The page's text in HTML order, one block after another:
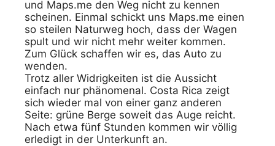
und Maps.me den Weg nicht zu kennen
scheinen. Einmal schickt uns Maps.me einen
so steilen Naturweg hoch, dass der Wagen
spult und wir nicht mehr weiter kommen.
Zum Glück schaffen wir es, das Auto zu
wenden.
Trotz aller Widrigkeiten ist die Aussicht
einfach nur phänomenal. Costa Rica zeigt
sich wieder mal von einer ganz anderen
Seite: grüne Berge soweit das Auge reicht.
Nach etwa fünf Stunden kommen wir völlig
erledigt in der Unterkunft an.